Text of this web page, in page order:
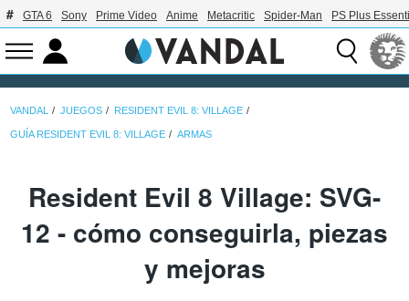
GTA 6 Sony Prime Video Anime Metacritic Spider-Man PS Plus
VANDAL JUEGOS RESIDENT EVIL 8: VILLAGE
GUÍA RESIDENT EVIL 8: VILLAGE ARMAS
Resident Evil 8 Village: SVG-
12 - cómo conseguirla, piezas
y mejoras